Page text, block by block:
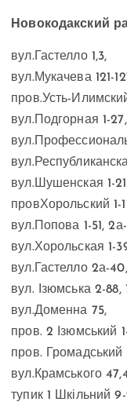
Новокодакский
вул.Гастелло 1,3,
вул.Мукачева 121-
пров.Усть-
вул.Подгорная 1-
вул.Шушенская 1-
провХорольский 1-
вул.Попова 1-51,
вул.Хорольская 1-
вул.Гастелло 2а-40,
вул. Ізюмська 2-88,
вул.Доменна 75,
пров. 2 Ізюмський
пров. Громадський
вул.Крамського
тупик 1 Шкільний 9-